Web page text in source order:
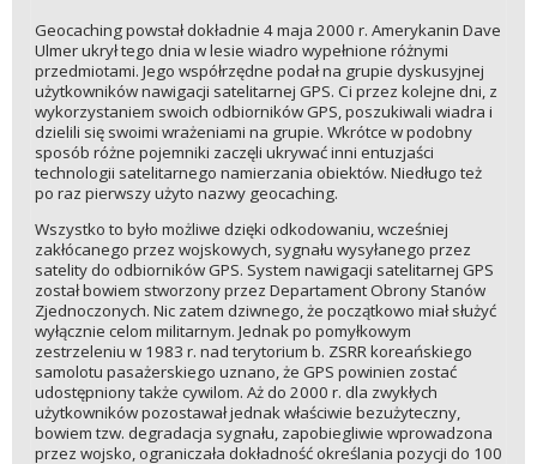
Geocaching powstał dokładnie 4 maja 2000 r. Amerykanin Dave
Ulmer ukrył tego dnia w lesie wiadro wypełnione różnymi
przedmiotami. Jego współrzędne podał na grupie dyskusyjnej
użytkowników nawigacji satelitarnej GPS. Ci przez kolejne dni, z
wykorzystaniem swoich odbiorników GPS, poszukiwali wiadra i
dzielili się swoimi wrażeniami na grupie. Wkrótce w podobny
sposób różne pojemniki zaczęli ukrywać inni entuzjaści
technologii satelitarnego namierzania obiektów. Niedługo też
po raz pierwszy użyto nazwy geocaching.
Wszystko to było możliwe dzięki odkodowaniu, wcześniej
zakłócanego przez wojskowych, sygnału wysyłanego przez
satelity do odbiorników GPS. System nawigacji satelitarnej GPS
został bowiem stworzony przez Departament Obrony Stanów
Zjednoczonych. Nic zatem dziwnego, że początkowo miał służyć
wyłącznie celom militarnym. Jednak po pomyłkowym
zestrzeleniu w 1983 r. nad terytorium b. ZSRR koreańskiego
samolotu pasażerskiego uznano, że GPS powinien zostać
udostępniony także cywilom. Aż do 2000 r. dla zwykłych
użytkowników pozostawał jednak właściwie bezużyteczny,
bowiem tzw. degradacja sygnału, zapobiegliwie wprowadzona
przez wojsko, ograniczała dokładność określania pozycji do 100